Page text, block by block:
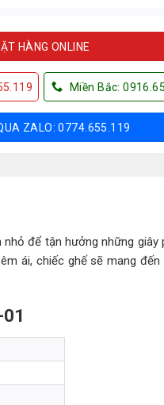
HÀNG ONLINE
Miền Bắc:
ZALO: 0774.655.119
để tận hưởng những giây
ái, chiếc ghế sẽ mang đến